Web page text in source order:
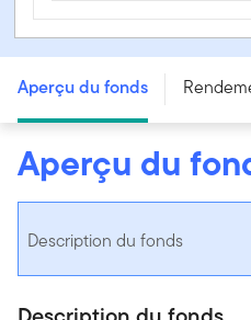
Fonds d’actions
Series A
Aperçu du fonds
Aperçu du
Description du fonds